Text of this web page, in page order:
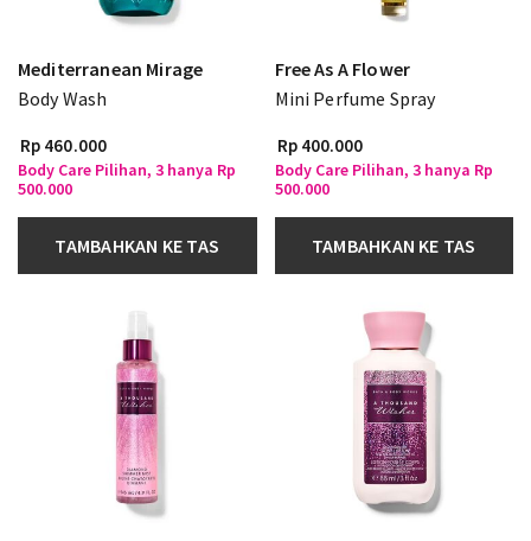
Mediterranean Mirage
Body Wash
Rp 460.000
Body Care Pilihan, 3 hanya Rp
500.000
TAMBAHKAN KE TAS
Free As A Flower
Mini Perfume Spray
Rp 400.000
Body Care Pilihan, 3 hanya Rp
500.000
TAMBAHKAN KE TAS